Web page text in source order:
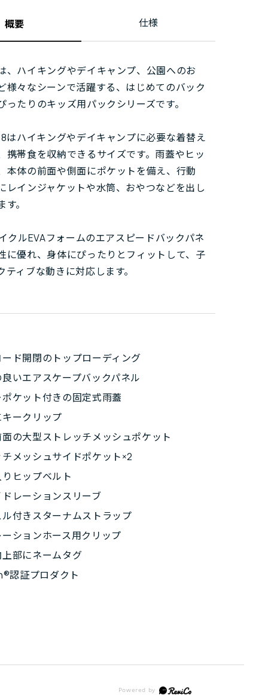
概要 仕様
、ハイキングやデイキャンプ、公園へのお
様々なシーンで活躍する、はじめてのバック
ったりのキッズ用パックシリーズです。
はハイキングやデイキャンプに必要な着替え
携帯食を収納できるサイズです。雨蓋やヒッ
本体の前面や側面にポケットを備え、行動
レインジャケットや水筒、おやつなどを出し
。
クルEVAフォームのエアスピードバックパネ
に優れ、身体にぴったりとフィットして、子
ティブな動きに対応します。
ド開閉のトップローディング
いエアスケープバックパネル
ケット付きの固定式雨蓋
ークリップ
の大型ストレッチメッシュポケット
メッシュサイドポケット×2
ヒップベルト
レーションスリーブ
付きスターナムストラップ
ションホース用クリップ
部にネームタグ
認証プロダクト